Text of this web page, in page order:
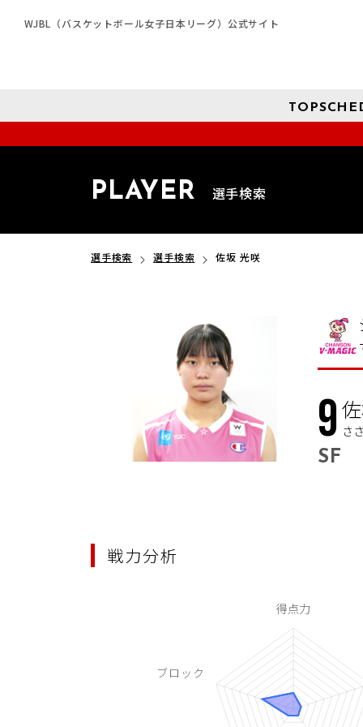
WJBL（バスケットボール女子日本リーグ）公式サイト
TOP
PLAYER 選手検索
選手検索 選手検索 佐坂 光咲
9
SF
さ
戦力分析